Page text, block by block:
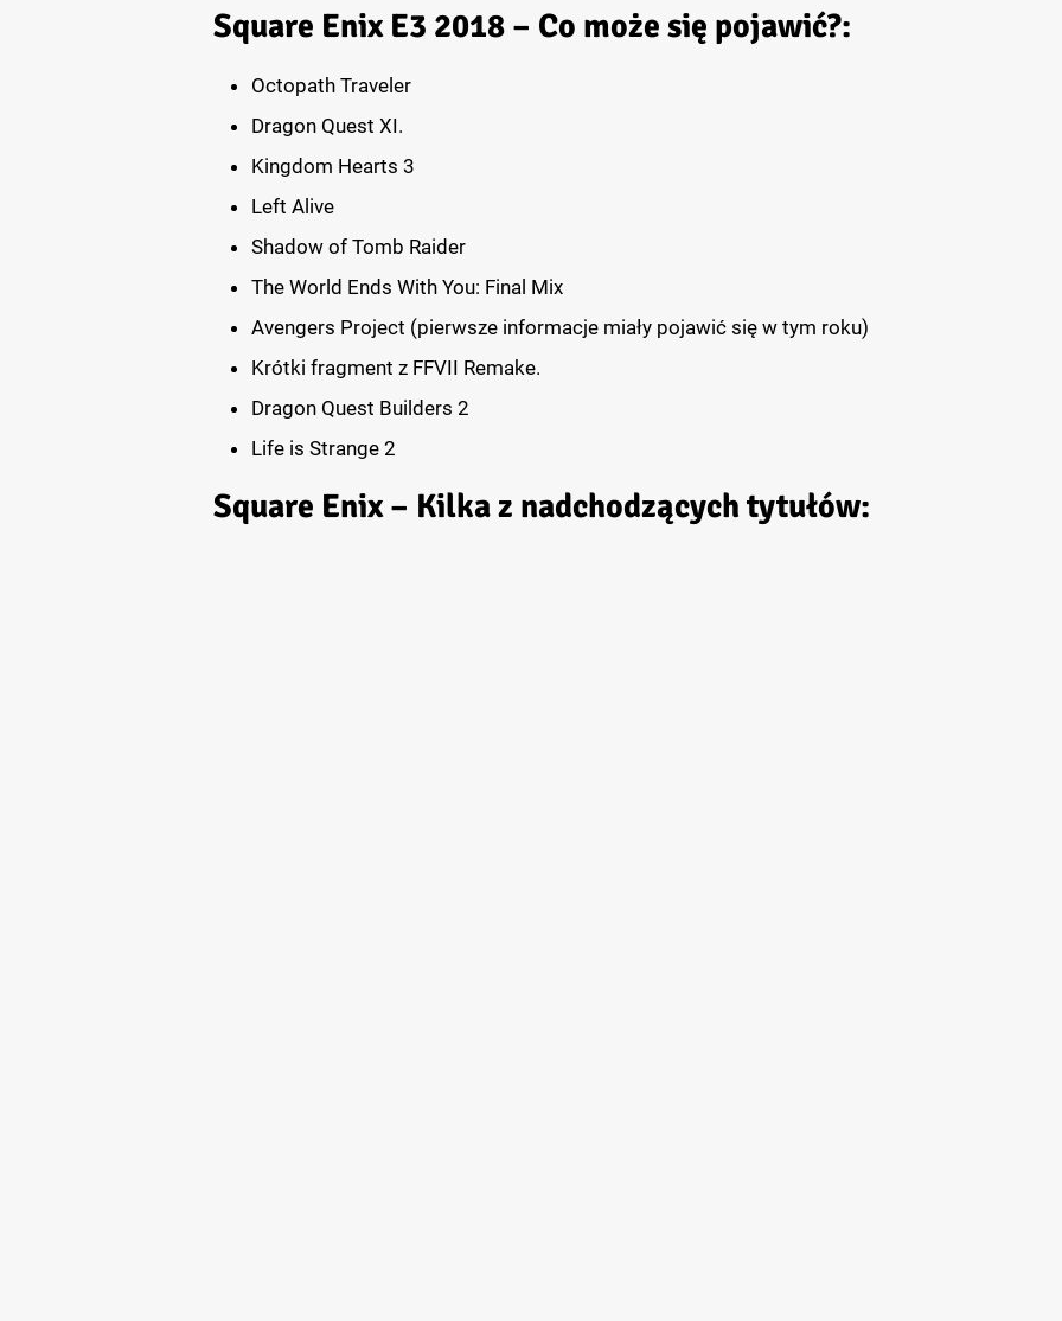
Square Enix E3 2018 – Co może się pojawić?:
Octopath Traveler
Dragon Quest XI.
Kingdom Hearts 3
Left Alive
Shadow of Tomb Raider
The World Ends With You: Final Mix
Avengers Project (pierwsze informacje miały pojawić się w tym roku)
Krótki fragment z FFVII Remake.
Dragon Quest Builders 2
Life is Strange 2
Square Enix – Kilka z nadchodzących tytułów: